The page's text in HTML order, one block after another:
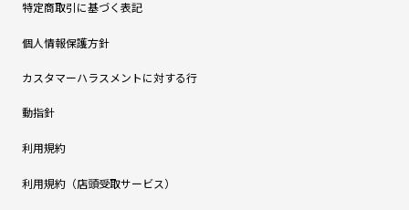
特定商取引に基づく表記
個人情報保護方針
カスタマーハラスメントに対する行
動指針
利用規約
利用規約（店頭受取サービス）